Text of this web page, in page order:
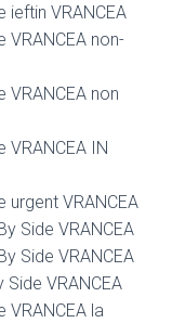
ieftin VRANCEA
VRANCEA non-
VRANCEA non
VRANCEA IN
urgent VRANCEA
Side VRANCEA
Side VRANCEA
VRANCEA
VRANCEA la